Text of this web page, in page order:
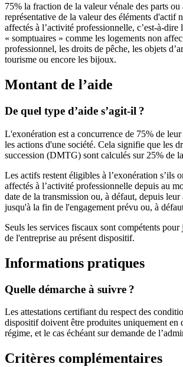
75% la fraction de la valeur vénale des parts ou
représentative de la valeur des éléments d'actif
affectés à l’activité professionnelle, c’est-à-dire
« somptuaires » comme les logements non
professionnel, les droits de pêche, les objets
tourisme ou encore les bijoux.
Montant de l’aide
De quel type d’aide s’agit-il ?
L'exonération est a concurrence de 75% de
les actions d'une société. Cela signifie que les
succession (DMTG) sont calculés sur 25% de
Les actifs restent éligibles à l’exonération s’ils
affectés à l’activité professionnelle depuis au
date de la transmission ou, à défaut, depuis
jusqu'à la fin de l'engagement prévu ou, à
Seuls les services fiscaux sont compétents
de l'entreprise au présent dispositif.
Informations pratiques
Quelle démarche à suivre ?
Les attestations certifiant du respect des
dispositif doivent être produites uniquement en
régime, et le cas échéant sur demande de
Critères complémentaires